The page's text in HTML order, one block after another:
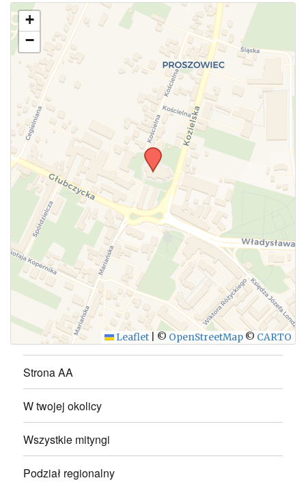
Użyj tego formularza aby przesłać informację o
zmianach w powyższym mityngu.
WYŚLIJ
+
−
Leaflet © OpenStreetMap © CARTO
Strona AA
W twojej okolicy
Wszystkie mityngi
Podział regionalny